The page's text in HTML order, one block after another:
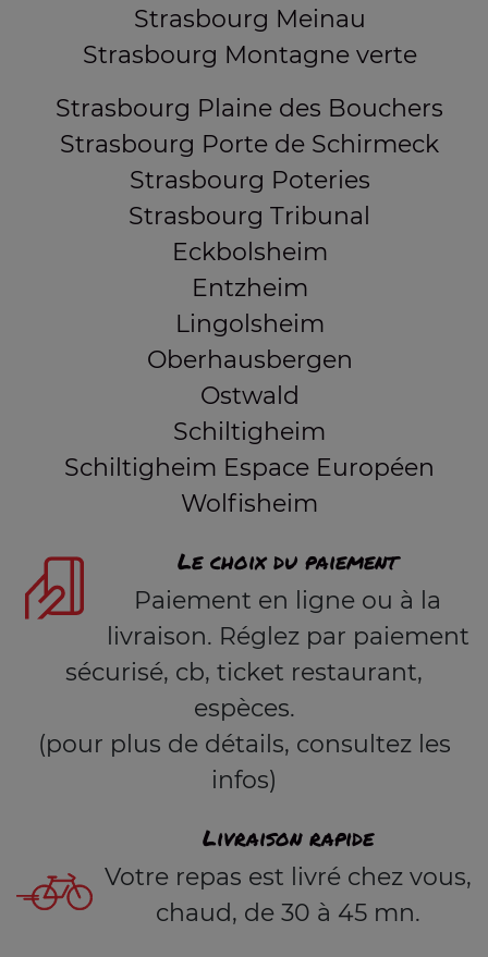
Strasbourg Meinau
Strasbourg Montagne verte
Strasbourg Plaine des Bouchers
Strasbourg Porte de Schirmeck
Strasbourg Poteries
Strasbourg Tribunal
Eckbolsheim
Entzheim
Lingolsheim
Oberhausbergen
Ostwald
Schiltigheim
Schiltigheim Espace Européen
Wolfisheim
Le choix du paiement
Paiement en ligne ou à la
livraison. Réglez par paiement
sécurisé, cb, ticket restaurant,
espèces.
(pour plus de détails, consultez les
infos)
Livraison rapide
Votre repas est livré chez vous,
chaud, de 30 à 45 mn.